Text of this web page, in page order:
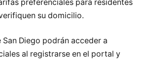
preferenciales para residentes
su domicilio.
San Diego podrán acceder a
al registrarse en el portal y